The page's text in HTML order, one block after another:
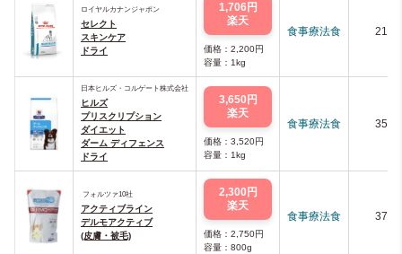
ロイヤルカナンジャポン
セレクト
スキンケア
ドライ
1,706円
楽天
価格：2,200円
容量：1kg
食事療法食 213
日本ヒルズ・コルゲート株式会社
ヒルズ
プリスクリプション
ダイエット
ダーム ディフェンス
ドライ
3,650円
楽天
価格：3,520円
容量：1kg
食事療法食 351
フォルツァ10社
アクティブライン
デルモアクティブ
(皮膚・被毛)
2,300円
楽天
価格：2,750円
容量：800g
食事療法食 378